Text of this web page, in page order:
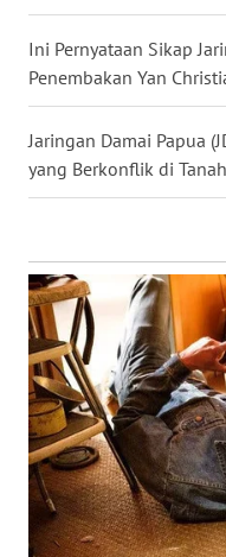
Ini Pernyataan Sikap
Penembakan Yan
Jaringan Damai Papua
yang Berkonflik di
WN
KALTARA
WN
KALSEL
WN
WN
SULSEL
WN
GORONTALO
WN
SULUT
WN